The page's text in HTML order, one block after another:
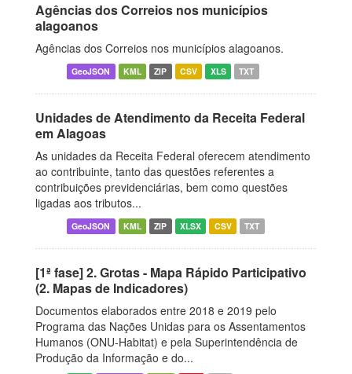
Agências dos Correios nos municípios
alagoanos
Agências dos Correios nos municípios alagoanos.
GeoJSON KML ZIP CSV XLS TXT
Unidades de Atendimento da Receita Federal
em Alagoas
As unidades da Receita Federal oferecem atendimento
ao contribuinte, tanto das questões referentes a
contribuições previdenciárias, bem como questões
ligadas aos tributos...
GeoJSON KML ZIP XLSX CSV TXT
[1ª fase] 2. Grotas - Mapa Rápido Participativo
(2. Mapas de Indicadores)
Documentos elaborados entre 2018 e 2019 pelo
Programa das Nações Unidas para os Assentamentos
Humanos (ONU-Habitat) e pela Superintendência de
Produção da Informação e do...